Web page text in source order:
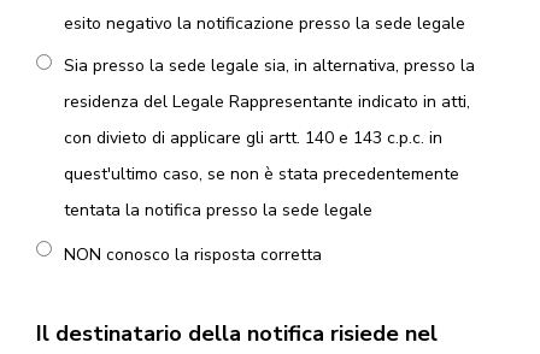
esito negativo la notificazione presso la sede legale
Sia presso la sede legale sia, in alternativa, presso la
residenza del Legale Rappresentante indicato in atti,
con divieto di applicare gli artt. 140 e 143 c.p.c. in
quest'ultimo caso, se non è stata precedentemente
tentata la notifica presso la sede legale
NON conosco la risposta corretta
Il destinatario della notifica risiede nel